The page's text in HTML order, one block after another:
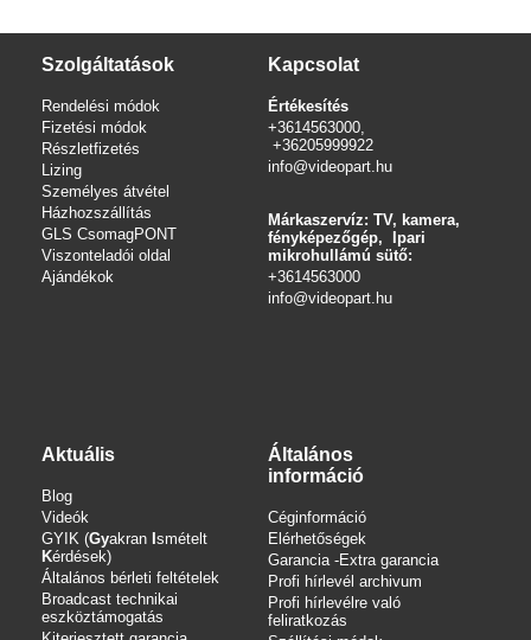
Szolgáltatások
Rendelési módok
Fizetési módok
Részletfizetés
Lizing
Személyes átvétel
Házhozszállítás
GLS CsomagPONT
Viszonteladói oldal
Ajándékok
Kapcsolat
Értékesítés
+3614563000,
+36205999922
info@videopart.hu
Márkaszervíz: TV, kamera,
fényképezőgép, Ipari
mikrohullámú sütő:
+3614563000
info@videopart.hu
Aktuális
Blog
Videók
GYIK (Gyakran Ismételt
Kérdések)
Általános bérleti feltételek
Broadcast technikai
eszköztámogatás
Általános
információ
Céginformáció
Elérhetőségek
Garancia -Extra garancia
Profi hírlevél archivum
Profi hírlevélre való
feliratkozás